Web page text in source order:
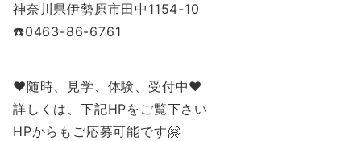
神奈川県伊勢原市田中1154-10
☎️0463-86-6761
❤️随時、見学、体験、受付中❤️
詳しくは、下記HPをご覧下さい
HPからもご応募可能です🤗